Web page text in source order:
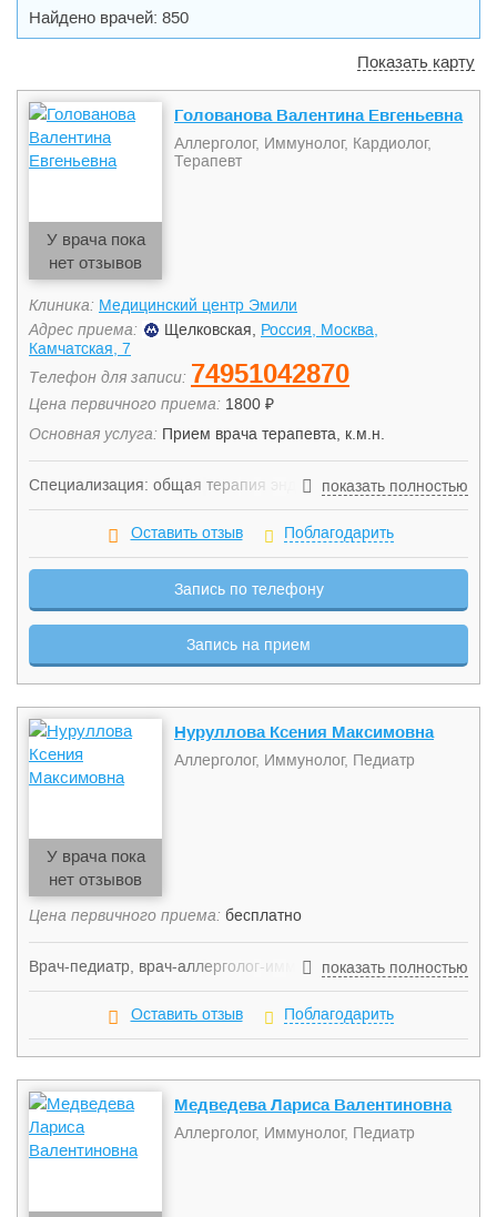
Найдено врачей: 850
Показать карту
У врача пока
нет отзывов
Голованова Валентина Евгеньевна
Аллерголог, Иммунолог, Кардиолог,
Терапевт
Клиника: Медицинский центр Эмили
Адрес приема:
Щелковская, Россия, Москва,
Камчатская, 7
Телефон для записи: 74951042870
Цена первичного приема: 1800 ₽
Основная услуга: Прием врача терапевта, к.м.н.
Специализация: общая терапия эндокринология
аллергология гастроэнтерология ультразвуковая
диагностика
показать полностью
Оставить отзыв Поблагодарить
Запись по телефону
Запись на прием
У врача пока
нет отзывов
Нуруллова Ксения Максимовна
Аллерголог, Иммунолог, Педиатр
Цена первичного приема: бесплатно
Врач-педиатр, врач-аллерголог-иммунолог. Занимается
диагностикой и лечением заболеваний детского возраста,
проведением и расшифровкой кожных скарификационных
проведением СИТ.
показать полностью
Оставить отзыв Поблагодарить
Медведева Лариса Валентиновна
Аллерголог, Иммунолог, Педиатр